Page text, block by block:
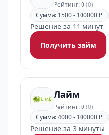
Рейтинг: 0(0)
Сумма: 1500 - 100000 ₽
Решение за 11 минут
Получить займ
Лайм
Рейтинг: 0(0)
Сумма: 4000 - 100000 ₽
Решение за 3 минуты